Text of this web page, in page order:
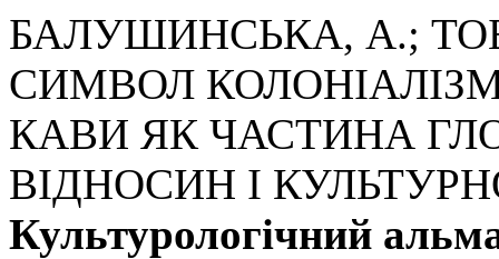
БАЛУШИНСЬКА, А.;
СИМВОЛ
КАВИ ЯК ЧАСТИНА
ВІДНОСИН І
Культурологічний